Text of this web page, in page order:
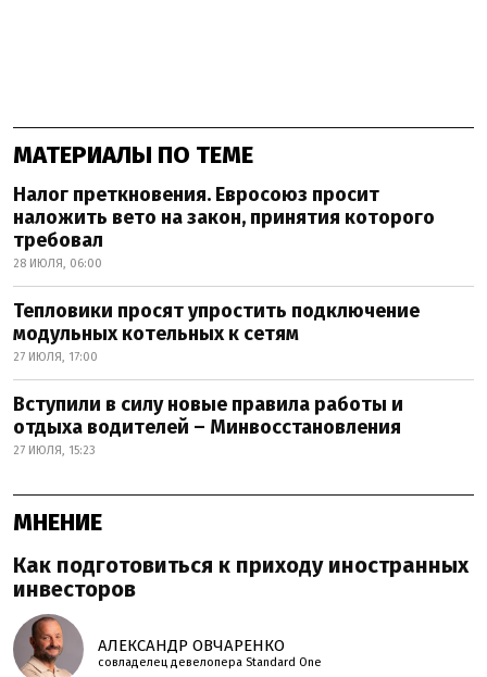
МАТЕРИАЛЫ ПО ТЕМЕ
Налог преткновения. Евросоюз просит
наложить вето на закон, принятия которого
требовал
28 ИЮЛЯ, 06:00
Тепловики просят упростить подключение
модульных котельных к сетям
27 ИЮЛЯ, 17:00
Вступили в силу новые правила работы и
отдыха водителей – Минвосстановления
27 ИЮЛЯ, 15:23
МНЕНИЕ
Как подготовиться к приходу иностранных
инвесторов
АЛЕКСАНДР ОВЧАРЕНКО
совладелец девелопера Standard One